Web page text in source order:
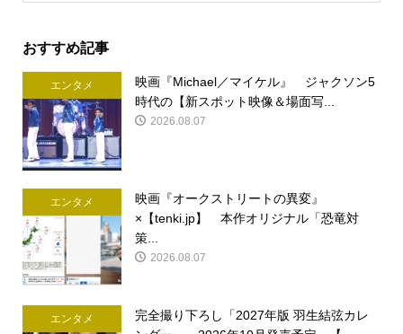
おすすめ記事
エンタメ
映画『Michael／マイケル』 ジャクソン5
時代の【新スポット映像＆場面写...
2026.08.07
エンタメ
映画『オークストリートの異変』
×【tenki.jp】 本作オリジナル「恐竜対
策...
2026.08.07
エンタメ
完全撮り下ろし「2027年版 羽生結弦カレ